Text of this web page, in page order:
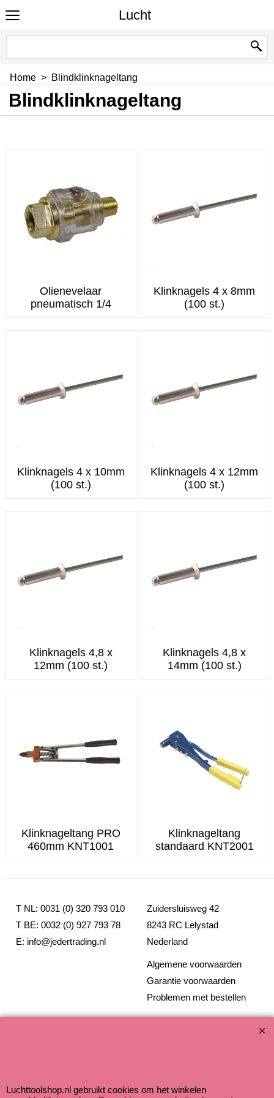
Lucht
Home > Blindklinknageltang
Blindklinknageltang
Olienevelaar
pneumatisch 1/4
Klinknagels 4 x 8mm
(100 st.)
Klinknagels 4 x 10mm
(100 st.)
Klinknagels 4 x 12mm
(100 st.)
Klinknagels 4,8 x
12mm (100 st.)
Klinknagels 4,8 x
14mm (100 st.)
Klinknageltang PRO
460mm KNT1001
Klinknageltang
standaard KNT2001
Zuidersluisweg 42
8243 RC Lelystad
Nederland
T NL: 0031 (0) 320 793 010
T BE: 0032 (0) 927 793 78
E: info@jedertrading.nl
Algemene voorwaarden
Garantie voorwaarden
Problemen met bestellen
Luchttoolshop.nl gebruikt cookies om het winkelen